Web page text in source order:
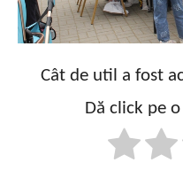
Cât de util a fost
Dă click pe